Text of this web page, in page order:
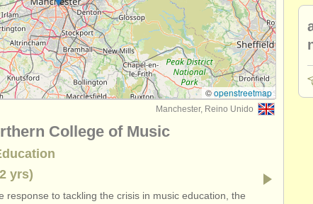
©openstreetmap
Manchester, Reino Unido
College of Music
yrs)
response to tackling the crisis in music education, the